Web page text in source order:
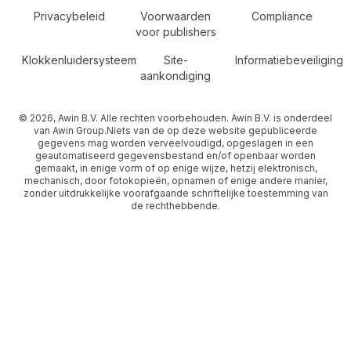
Secondary Footer Navigation
Privacybeleid
Voorwaarden
voor publishers
Compliance
Klokkenluidersysteem
Site-
aankondiging
Informatiebeveiliging
© 2026, Awin B.V. Alle rechten voorbehouden. Awin B.V. is onderdeel
van Awin Group.Niets van de op deze website gepubliceerde
gegevens mag worden verveelvoudigd, opgeslagen in een
geautomatiseerd gegevensbestand en/of openbaar worden
gemaakt, in enige vorm of op enige wijze, hetzij elektronisch,
mechanisch, door fotokopieën, opnamen of enige andere manier,
zonder uitdrukkelijke voorafgaande schriftelijke toestemming van
de rechthebbende.